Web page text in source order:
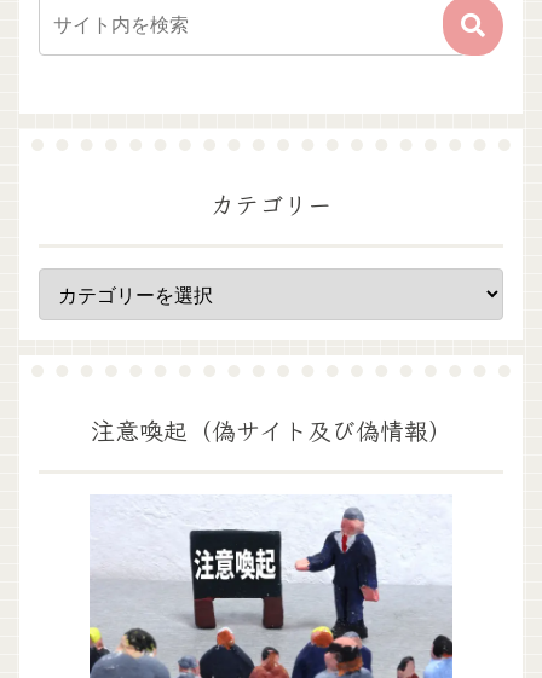
カテゴリー
注意喚起（偽サイト及び偽情報）